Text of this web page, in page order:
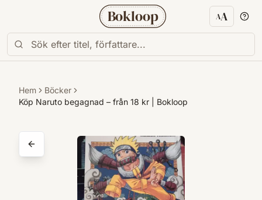
Bokloop AA
Hem
Böcker
Köp Naruto begagnad – från 18 kr | Bokloop